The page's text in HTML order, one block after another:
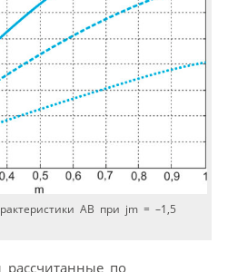
АВ при jm = –1,5
рассчитанные по